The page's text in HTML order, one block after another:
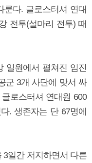
다. 글로스터셔 연대
전투(설마리 전투) 때
일원에서 펼쳐진 임진
군 3개 사단에 맞서 싸
로스터셔 연대원 600
. 생존자는 단 67명에
3일간 저지하면서 다른